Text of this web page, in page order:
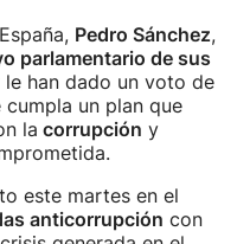
Pedro Sánchez,
parlamentario de sus
han dado un voto de
un plan que
la corrupción y
este martes en el
anticorrupción con